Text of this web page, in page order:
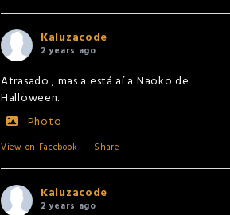
Kaluzacode
2 years ago
Atrasado , mas a está aí a Naoko de
Halloween.
Photo
View on Facebook · Share
Kaluzacode
2 years ago